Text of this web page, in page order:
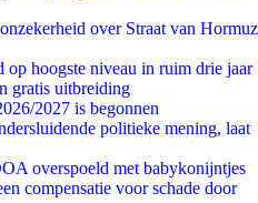
over Straat van Hormuz
hoogste niveau in ruim drie jaar
gratis uitbreiding
2027 is begonnen
politieke mening, laat
overspoeld met babykonijntjes
compensatie voor schade door